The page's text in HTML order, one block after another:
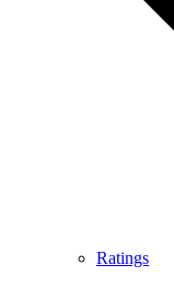
Ratings